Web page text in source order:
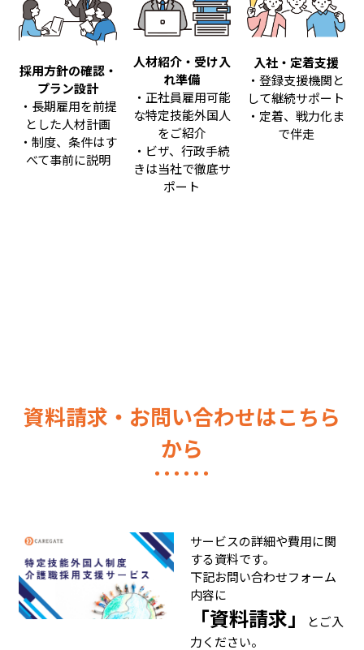
採用方針の確認・
プラン設計
・長期雇用を前提
とした人材計画
・制度、条件はす
べて事前に説明
人材紹介・受け入
れ準備
・正社員雇用可能
な特定技能外国人
をご紹介
・ビザ、行政手続
きは当社で徹底サ
ポート
入社・定着支援
・登録支援機関と
して継続サポート
・定着、戦力化ま
で伴走
資料請求・お問い合わせはこちら
から
サービスの詳細や費用に関
する資料です。
下記お問い合わせフォーム
内容に
「資料請求」
とご入
力ください。